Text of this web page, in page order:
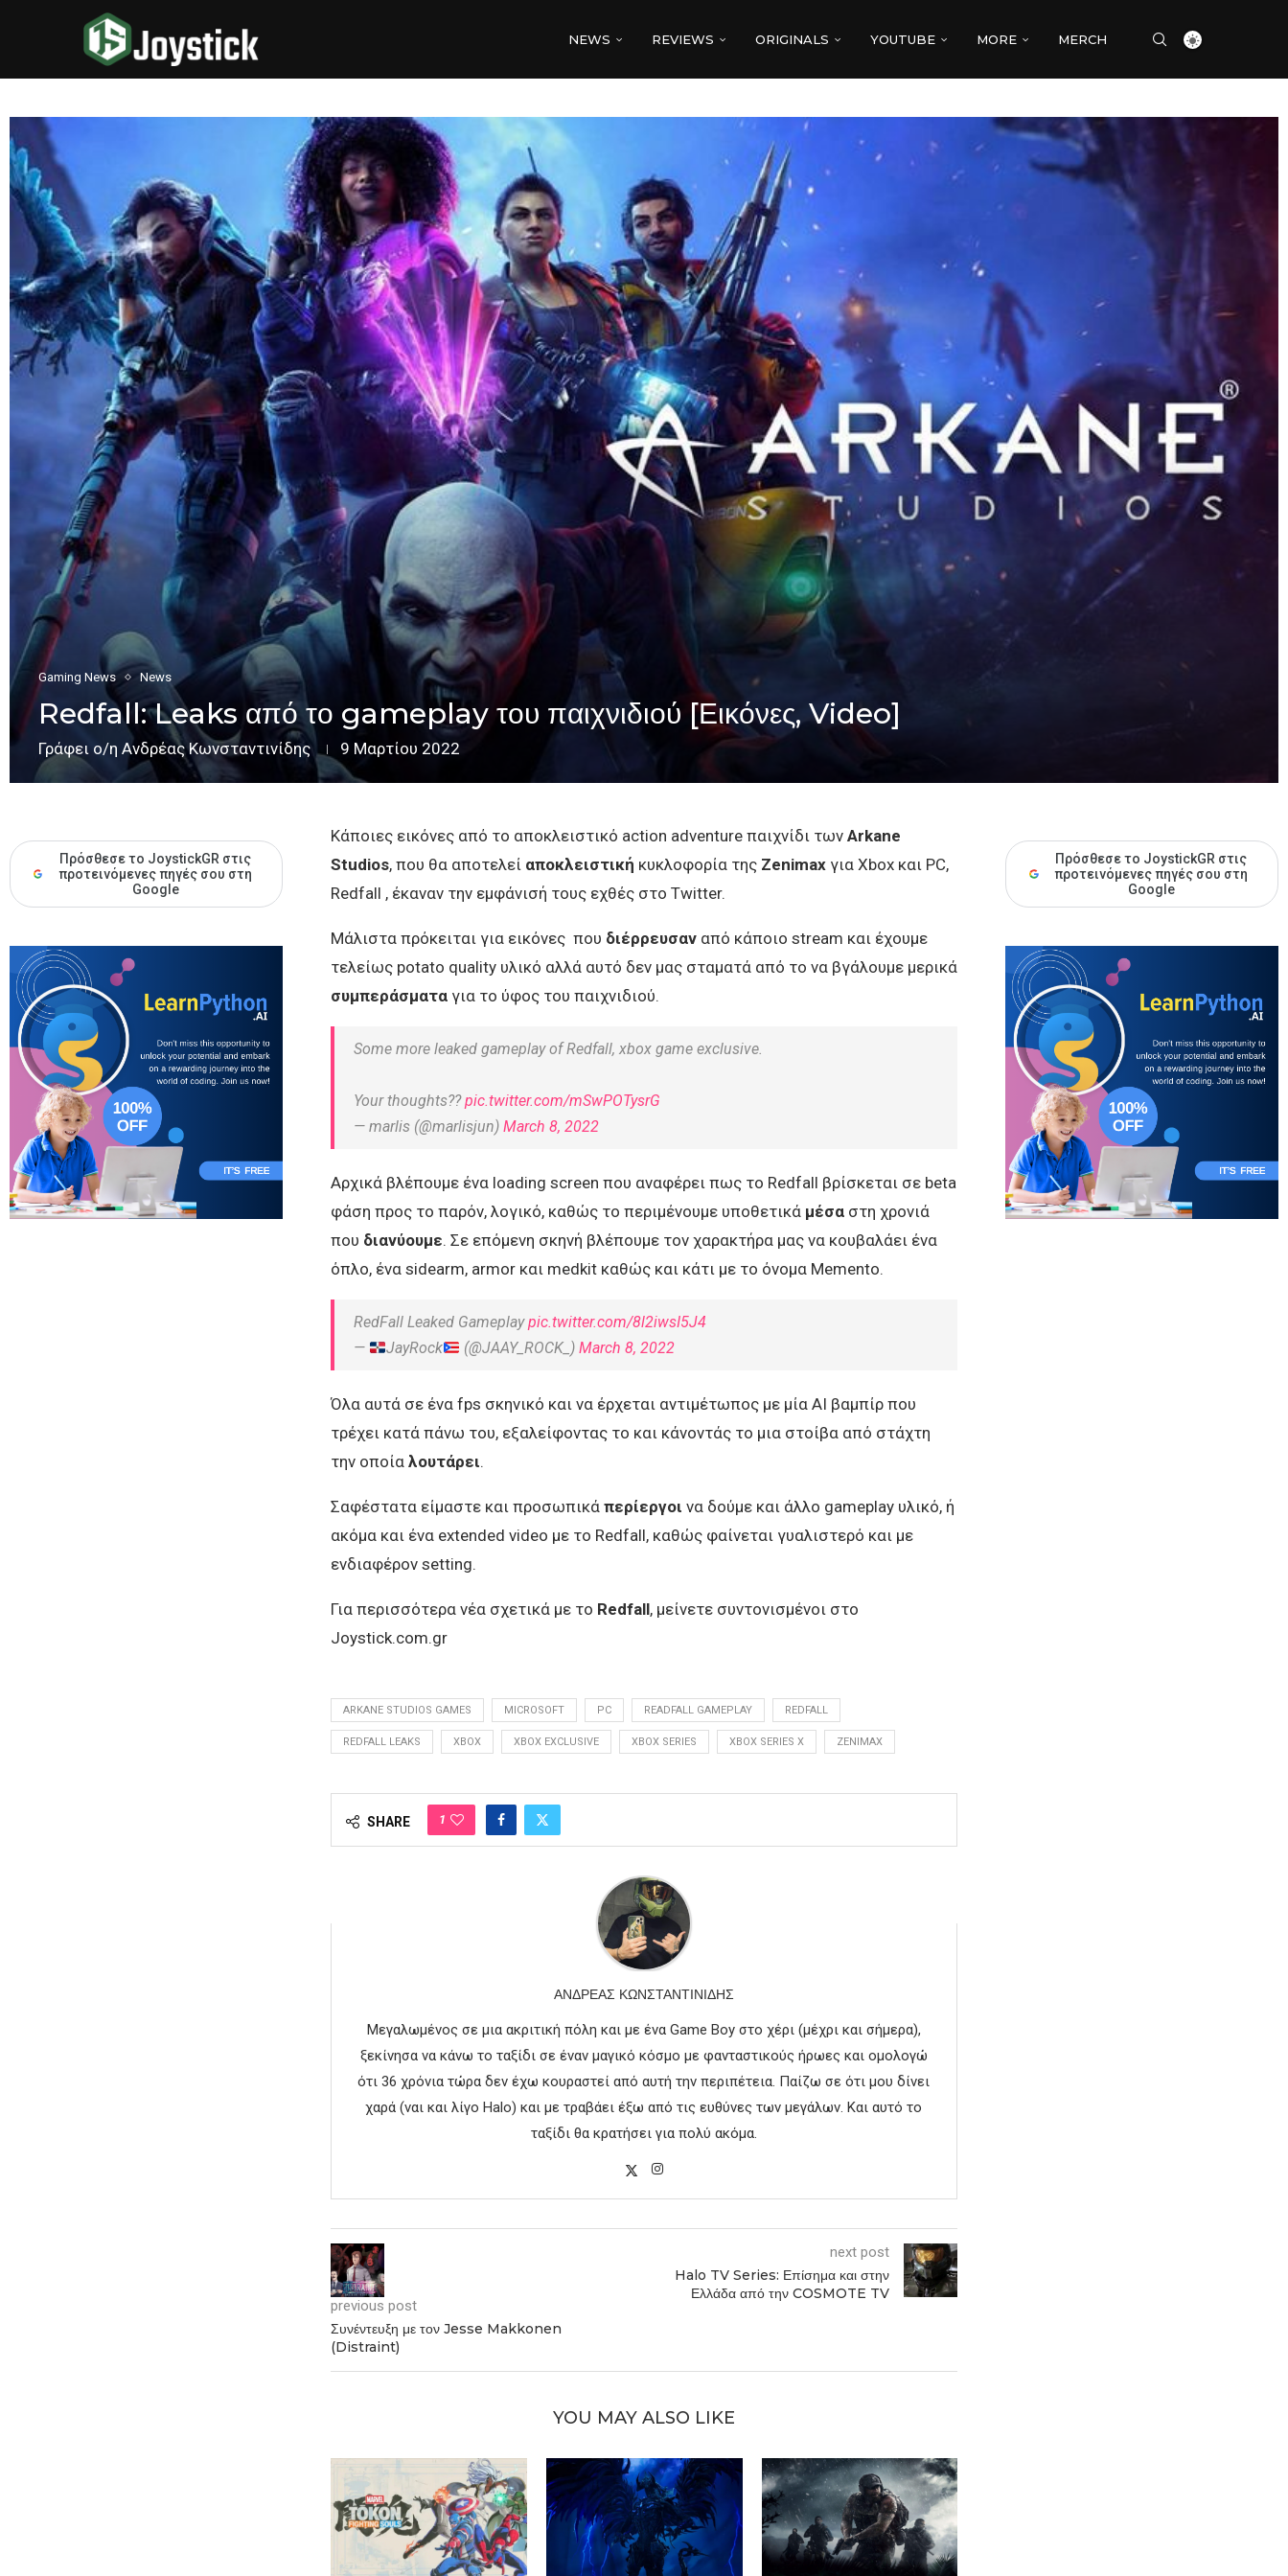
NEWS REVIEWS ORIGINALS YOUTUBE MORE MERCH
Gaming News News
Redfall: Leaks από το gameplay του παιχνιδιού [Εικόνες, Video]
Γράφει ο/η Ανδρέας Κωνσταντινίδης 9 Μαρτίου 2022
Κάποιες εικόνες από το αποκλειστικό action adventure παιχνίδι των Arkane
Studios, που θα αποτελεί αποκλειστική κυκλοφορία της Zenimax για Xbox και PC,
Redfall , έκαναν την εμφάνισή τους εχθές στο Twitter.
Μάλιστα πρόκειται για εικόνες που διέρρευσαν από κάποιο stream και έχουμε
τελείως potato quality υλικό αλλά αυτό δεν μας σταματά από το να βγάλουμε μερικά
συμπεράσματα για το ύφος του παιχνιδιού.
Some more leaked gameplay of Redfall, xbox game exclusive.
Your thoughts??pic.twitter.com/mSwPOTysrG
— marlis (@marlisjun) March 8, 2022
Αρχικά βλέπουμε ένα loading screen που αναφέρει πως το Redfall βρίσκεται σε beta
φάση προς το παρόν, λογικό, καθώς το περιμένουμε υποθετικά μέσα στη χρονιά
που διανύουμε. Σε επόμενη σκηνή βλέπουμε τον χαρακτήρα μας να κουβαλάει ένα
όπλο, ένα sidearm, armor και medkit καθώς και κάτι με το όνομα Memento.
RedFall Leaked Gameplaypic.twitter.com/8l2iwsI5J4
—
JayRock (@JAAY_ROCK_)March 8, 2022
Όλα αυτά σε ένα fps σκηνικό και να έρχεται αντιμέτωπος με μία ΑΙ βαμπίρ που
τρέχει κατά πάνω του, εξαλείφοντας το και κάνοντάς το μια στοίβα από στάχτη
την οποία λουτάρει.
Σαφέστατα είμαστε και προσωπικά περίεργοι να δούμε και άλλο gameplay υλικό, ή
ακόμα και ένα extended video με το Redfall, καθώς φαίνεται γυαλιστερό και με
ενδιαφέρον setting.
Για περισσότερα νέα σχετικά με το Redfall, μείνετε συντονισμένοι στο
Joystick.com.gr
ARKANE STUDIOS GAMES MICROSOFT PC READFALL GAMEPLAY REDFALL
REDFALL LEAKS XBOX XBOX EXCLUSIVE XBOX SERIES XBOX SERIES X ZENIMAX
SHARE 1
ΑΝΔΡΈΑΣ ΚΩΝΣΤΑΝΤΙΝΊΔΗΣ
Μεγαλωμένος σε μια ακριτική πόλη και με ένα Game Boy στο χέρι (μέχρι και σήμερα),
ξεκίνησα να κάνω το ταξίδι σε έναν μαγικό κόσμο με φανταστικούς ήρωες και ομολογώ
ότι 36 χρόνια τώρα δεν έχω κουραστεί από αυτή την περιπέτεια. Παίζω σε ότι μου δίνει
χαρά (ναι και λίγο Halo) και με τραβάει έξω από τις ευθύνες των μεγάλων. Και αυτό το
ταξίδι θα κρατήσει για πολύ ακόμα.
previous post
Συνέντευξη με τον Jesse Makkonen
(Distraint)
next post
Halo TV Series: Επίσημα και στην
Ελλάδα από την COSMOTE TV
YOU MAY ALSO LIKE
Πρόσθεσε το JoystickGR στις
προτεινόμενες πηγές σου στη
Google
Πρόσθεσε το JoystickGR στις
προτεινόμενες πηγές σου στη
Google